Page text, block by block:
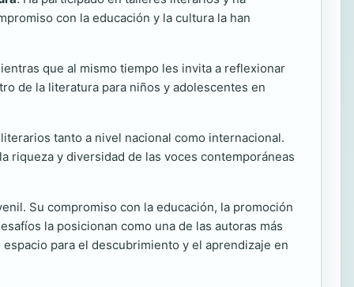
con la educación y la cultura la han
que al mismo tiempo les invita a reflexionar
de la literatura para niños y adolescentes en
tanto a nivel nacional como internacional.
riqueza y diversidad de las voces contemporáneas
Su compromiso con la educación, la promoción
la posicionan como una de las autoras más
para el descubrimiento y el aprendizaje en